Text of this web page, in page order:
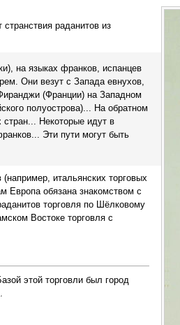
раданитов из
на языках франков, испанцев
Они везут с Запада евнухов,
(Франции) на Западном
полуострова)... На обратном
стран... Некоторые идут в
Эти пути могут быть
итальянских торговых
Европа обязана знакомством с
торговля по Шёлковому
Востоке торговля с
этой торговли был город